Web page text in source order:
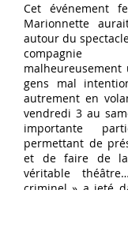
Cet événement
Marionnette
autour du
compagnie
gens mal
autrement en
vendredi 3 au
importante
permettant de
et de faire de la
véritable
criminel » a jeté